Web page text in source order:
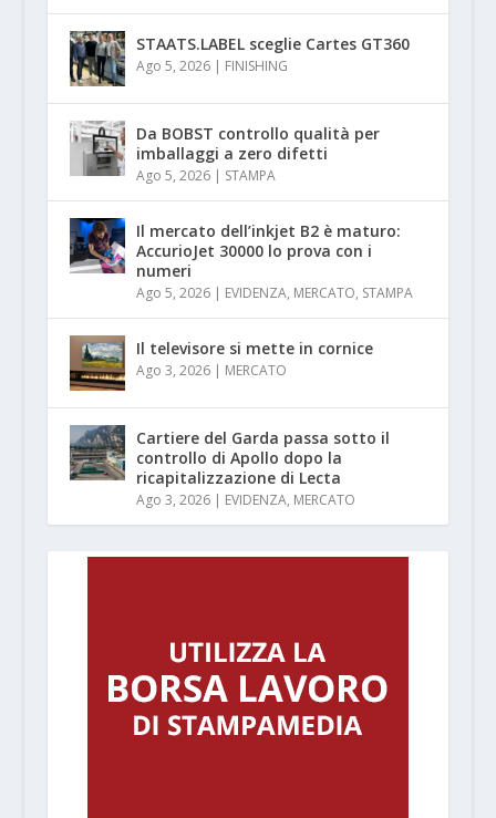
STAATS.LABEL sceglie Cartes GT360
Ago 5, 2026| FINISHING
Da BOBST controllo qualità per
imballaggi a zero difetti
Ago 5, 2026| STAMPA
Il mercato dell’inkjet B2 è maturo:
AccurioJet 30000 lo prova con i
numeri
Ago 5, 2026| EVIDENZA, MERCATO, STAMPA
Il televisore si mette in cornice
Ago 3, 2026| MERCATO
Cartiere del Garda passa sotto il
controllo di Apollo dopo la
ricapitalizzazione di Lecta
Ago 3, 2026| EVIDENZA, MERCATO